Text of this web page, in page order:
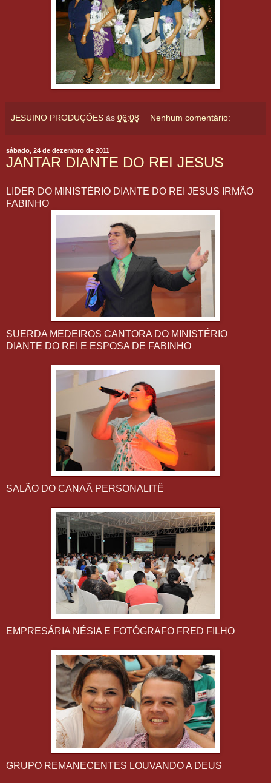
JESUINO PRODUÇÕES às 06:08 Nenhum comentário:
sábado, 24 de dezembro de 2011
JANTAR DIANTE DO REI JESUS
LIDER DO MINISTÉRIO DIANTE DO REI JESUS IRMÃO
FABINHO
SUERDA MEDEIROS CANTORA DO MINISTÉRIO
DIANTE DO REI E ESPOSA DE FABINHO
SALÃO DO CANAÃ PERSONALITÊ
EMPRESÁRIA NÉSIA E FOTÓGRAFO FRED FILHO
GRUPO REMANECENTES LOUVANDO A DEUS